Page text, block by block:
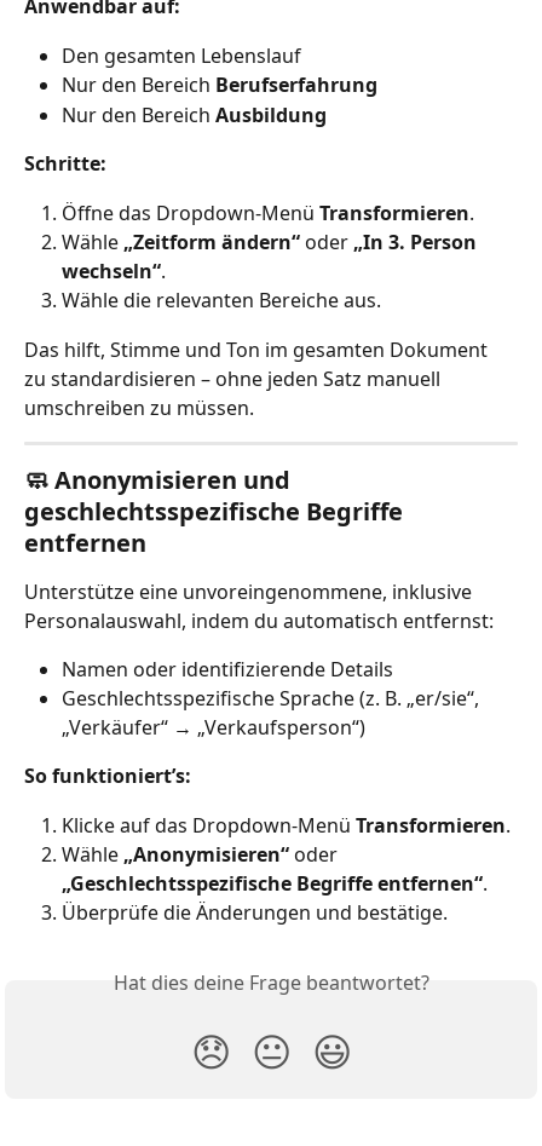
Anwendbar auf:
Den gesamten Lebenslauf
Nur den Bereich Berufserfahrung
Nur den Bereich Ausbildung
Schritte:
Öffne das Dropdown-Menü Transformieren.
Wähle „Zeitform ändern“ oder „In 3. Person
wechseln“.
Wähle die relevanten Bereiche aus.
Das hilft, Stimme und Ton im gesamten Dokument
zu standardisieren – ohne jeden Satz manuell
umschreiben zu müssen.
🧼 Anonymisieren und
geschlechtsspezifische Begriffe
entfernen
Unterstütze eine unvoreingenommene, inklusive
Personalauswahl, indem du automatisch entfernst:
Namen oder identifizierende Details
Geschlechtsspezifische Sprache (z. B. „er/sie“,
„Verkäufer“ → „Verkaufsperson“)
So funktioniert’s:
Klicke auf das Dropdown-Menü Transformieren.
Wähle „Anonymisieren“ oder
„Geschlechtsspezifische Begriffe entfernen“.
Überprüfe die Änderungen und bestätige.
Hat dies deine Frage beantwortet?
😞 😐 😃